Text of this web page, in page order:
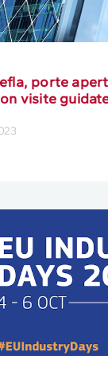
porte
visite